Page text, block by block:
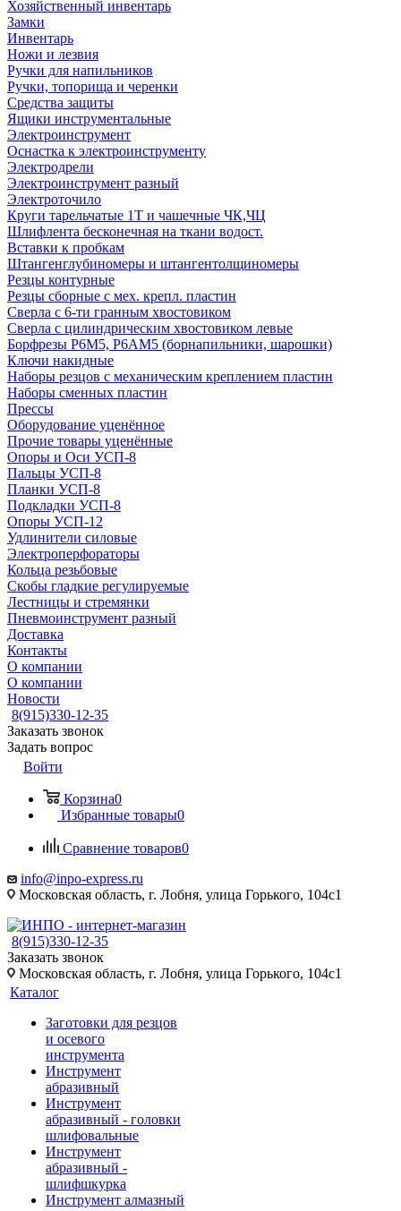
Хозяйственный инвентарь
Замки
Инвентарь
Ножи и лезвия
Ручки для напильников
Ручки, топорища и черенки
Средства защиты
Ящики инструментальные
Электроинструмент
Оснастка к электроинструменту
Электродрели
Электроинструмент разный
Электроточило
Круги тарельчатые 1Т и чашечные ЧК,ЧЦ
Шлифлента бесконечная на ткани водост.
Вставки к пробкам
Штангенглубиномеры и штангентолщиномеры
Резцы контурные
Резцы сборные с мех. крепл. пластин
Сверла с 6-ти гранным хвостовиком
Сверла с цилиндрическим хвостовиком левые
Борфрезы Р6М5, Р6АМ5 (борнапильники, шарошки)
Ключи накидные
Наборы резцов с механическим креплением пластин
Наборы сменных пластин
Прессы
Оборудование уценённое
Прочие товары уценённые
Опоры и Оси УСП-8
Пальцы УСП-8
Планки УСП-8
Подкладки УСП-8
Опоры УСП-12
Удлинители силовые
Электроперфораторы
Кольца резьбовые
Скобы гладкие регулируемые
Лестницы и стремянки
Пневмоинструмент разный
Доставка
Контакты
О компании
О компании
Новости
8(915)330-12-35
Заказать звонок
Задать вопрос
Войти
Корзина0
Избранные товары0
Сравнение товаров0
info@inpo-express.ru
Московская область, г. Лобня, улица Горького, 104с1
8(915)330-12-35
Заказать звонок
Московская область, г. Лобня, улица Горького, 104с1
Каталог
Заготовки для резцов
и осевого
инструмента
Инструмент
абразивный
Инструмент
абразивный - головки
шлифовальные
Инструмент
абразивный -
шлифшкурка
Инструмент алмазный